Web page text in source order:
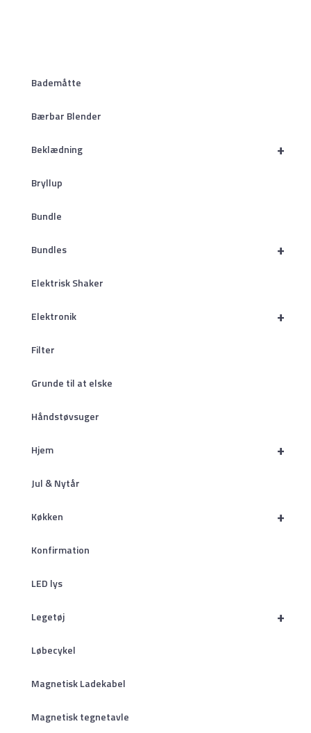
Bademåtte
Bærbar Blender
+
Beklædning
Bryllup
Bundle
+
Bundles
Elektrisk Shaker
+
Elektronik
Filter
Grunde til at elske
Håndstøvsuger
+
Hjem
Jul & Nytår
+
Køkken
Konfirmation
LED lys
+
Legetøj
Løbecykel
Magnetisk Ladekabel
Magnetisk tegnetavle